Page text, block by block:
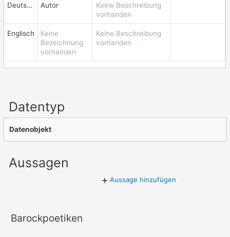
Deutsch Autor
Keine Beschreibung
vorhanden
Englisch
Keine
Bezeichnung
vorhanden
Keine Beschreibung
vorhanden
Datentyp
Datenobjekt
Aussagen
Aussage hinzufügen
Barockpoetiken